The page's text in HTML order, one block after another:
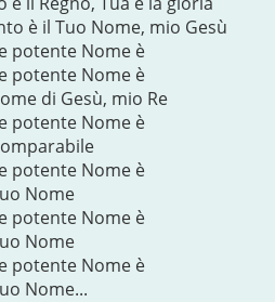
è il Tuo Nome, mio Gesù
potente Nome è
potente Nome è
di Gesù, mio Re
potente Nome è
potente Nome è
Nome
potente Nome è
Nome
potente Nome è
Nome...